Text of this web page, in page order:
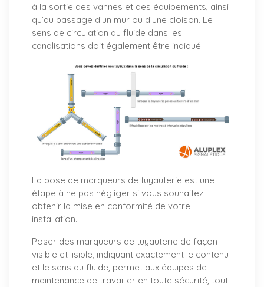
à la sortie des vannes et des équipements, ainsi
qu’au passage d’un mur ou d’une cloison. Le
sens de circulation du fluide dans les
canalisations doit également être indiqué.
La pose de marqueurs de tuyauterie est une
étape à ne pas négliger si vous souhaitez
obtenir la mise en conformité de votre
installation.
Poser des marqueurs de tuyauterie de façon
visible et lisible, indiquant exactement le contenu
et le sens du fluide, permet aux équipes de
maintenance de travailler en toute sécurité, tout